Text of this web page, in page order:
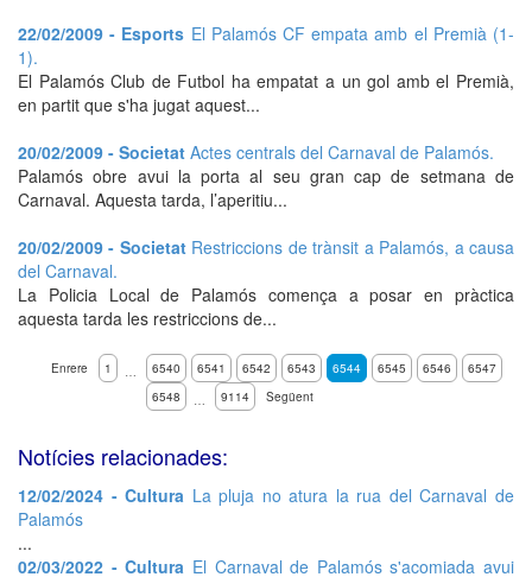
22/02/2009 - Esports El Palamós CF empata amb el Premià (1-
1).
El Palamós Club de Futbol ha empatat a un gol amb el Premià,
en partit que s'ha jugat aquest...
20/02/2009 - Societat Actes centrals del Carnaval de Palamós.
Palamós obre avui la porta al seu gran cap de setmana de
Carnaval. Aquesta tarda, l’aperitiu...
20/02/2009 - Societat Restriccions de trànsit a Palamós, a causa
del Carnaval.
La Policia Local de Palamós comença a posar en pràctica
aquesta tarda les restriccions de...
Enrere 1 6540 6541 6542 6543 6544 6545 6546
6547
6548
9114 Següent
Notícies relacionades:
12/02/2024 - Cultura La pluja no atura la rua del Carnaval de
Palamós
...
02/03/2022 - Cultura El Carnaval de Palamós s'acomiada avui